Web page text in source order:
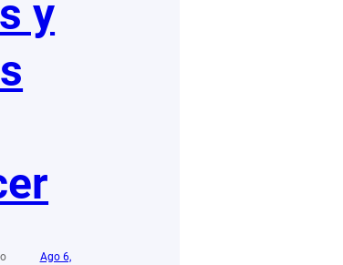
y
Ago 6,